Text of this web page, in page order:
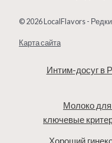
© 2026 LocalFlavors -
Карта сайта
Интим-досуг в
Молоко для
ключевые
Хороший